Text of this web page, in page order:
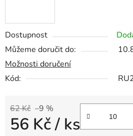
Dostupnost
Můžeme doručit do:
Možnosti doručení
Kód:
62 Kč –9 %
56 Kč/ ks